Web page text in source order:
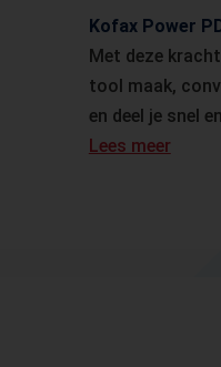
Kofax Power
Met deze
tool maak,
en deel je snel
Lees meer